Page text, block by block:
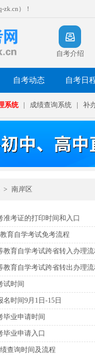
）！
自考介绍
自考动态 自考日
系统 成绩查询系统 补
> 南岸区
准考证的打印时间和入口
育自学考试免考流程
教育自学考试跨省转入办理
教育自学考试跨省转出办理
试时间
名时间9月1日-15日
毕业申请时间
毕业申请入口
查询时间及流程